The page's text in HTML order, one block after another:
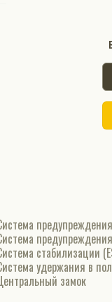
стабилизации
удержания в
замок